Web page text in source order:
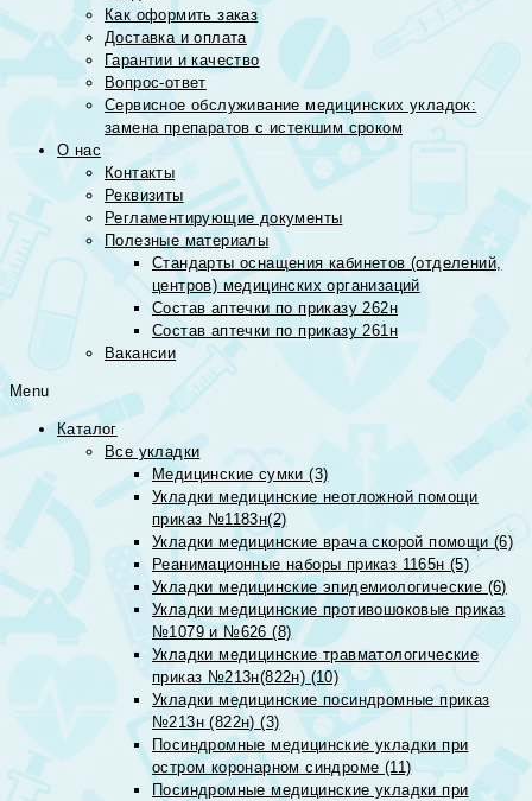
Как оформить заказ
Доставка и оплата
Гарантии и качество
Вопрос-ответ
Сервисное обслуживание медицинских укладок:
замена препаратов с истекшим сроком
О нас
Контакты
Реквизиты
Регламентирующие документы
Полезные материалы
Стандарты оснащения кабинетов (отделений,
центров) медицинских организаций
Состав аптечки по приказу 262н
Состав аптечки по приказу 261н
Вакансии
Menu
Каталог
Все укладки
Медицинские сумки (3)
Укладки медицинские неотложной помощи
приказ №1183н(2)
Укладки медицинские врача скорой помощи (6)
Реанимационные наборы приказ 1165н (5)
Укладки медицинские эпидемиологические (6)
Укладки медицинские противошоковые приказ
№1079 и №626 (8)
Укладки медицинские травматологические
приказ №213н(822н) (10)
Укладки медицинские посиндромные приказ
№213н (822н) (3)
Посиндромные медицинские укладки при
остром коронарном синдроме (11)
Посиндромные медицинские укладки при